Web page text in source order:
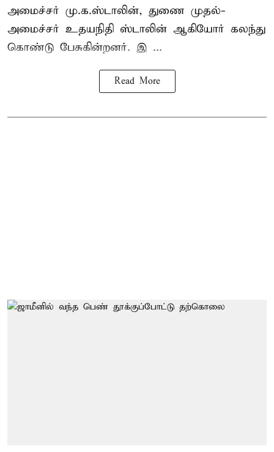
அமைச்சர் மு.க.ஸ்டாலின், துணை முதல்-
அமைச்சர் உதயநிதி ஸ்டாலின் ஆகியோர் கலந்து
கொண்டு பேசுகின்றனர். இ ...
Read More